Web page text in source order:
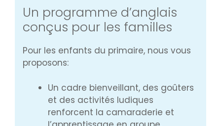
Un programme d’anglais
conçus pour les familles
Pour les enfants du primaire, nous vous
proposons:
Un cadre bienveillant, des goûters
et des activités ludiques
renforcent la camaraderie et